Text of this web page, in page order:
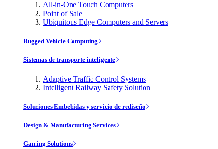
All-in-One Touch Computers
Point of Sale
Ubiquitous Edge Computers and Servers
Rugged Vehicle Computing
Sistemas de transporte inteligente
Adaptive Traffic Control Systems
Intelligent Railway Safety Solution
Soluciones Embebidas y servicio de rediseño
Design & Manufacturing Services
Gaming Solutions